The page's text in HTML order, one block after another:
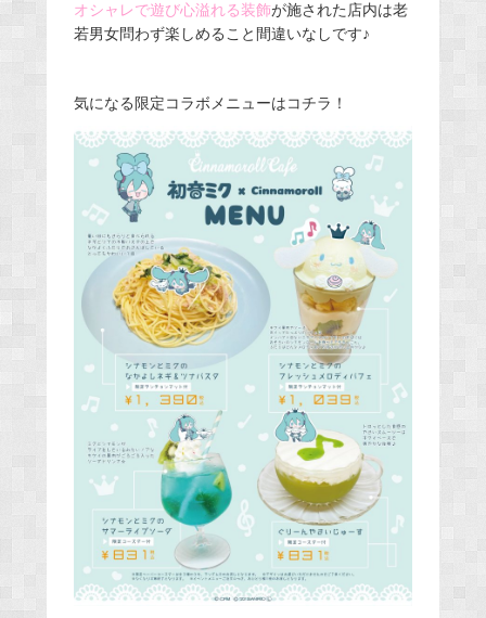
オシャレで遊び心溢れる装飾が施された店内は老
若男女問わず楽しめること間違いなしです♪
気になる限定コラボメニューはコチラ！